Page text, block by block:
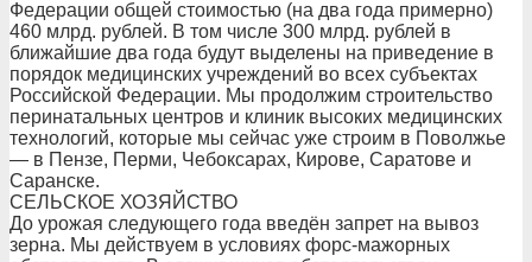
Федерации общей стоимостью (на два года примерно)
460 млрд. рублей. В том числе 300 млрд. рублей в
ближайшие два года будут выделены на приведение в
порядок медицинских учреждений во всех субъектах
Российской Федерации. Мы продолжим строительство
перинатальных центров и клиник высоких медицинских
технологий, которые мы сейчас уже строим в Поволжье
— в Пензе, Перми, Чебоксарах, Кирове, Саратове и
Саранске.
СЕЛЬСКОЕ ХОЗЯЙСТВО
До урожая следующего года введён запрет на вывоз
зерна. Мы действуем в условиях форс-мажорных